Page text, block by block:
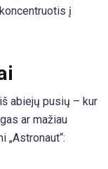
į
abiejų pusių – kur
ar mažiau